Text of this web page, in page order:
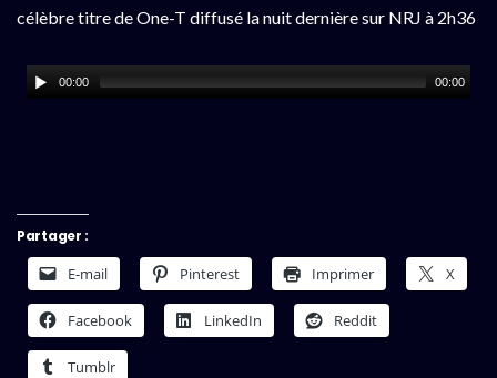
célèbre titre de One-T diffusé la nuit dernière sur NRJ à 2h36
00:00 00:00
Partager :
E-mail Pinterest Imprimer X
Facebook LinkedIn Reddit
Tumblr